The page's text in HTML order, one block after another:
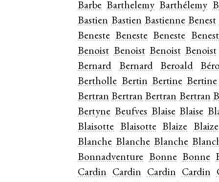
Barbe Barthelemy Barthélemy
Bastien Bastien Bastienne Benest
Beneste Beneste Beneste
Benoist Benoist Benoist Benoist
Bernard
Bernard Beroald
Bertholle Bertin Bertine Bertine
Bertran Bertran Bertran Bertran
Bertyne Beufves Blaise Blaise
Blaisotte
Blaisotte Blaize
Blaize
Blanche Blanche Blanche
Bonnadventure Bonne Bonne
Cardin
Cardin Cardin Cardin